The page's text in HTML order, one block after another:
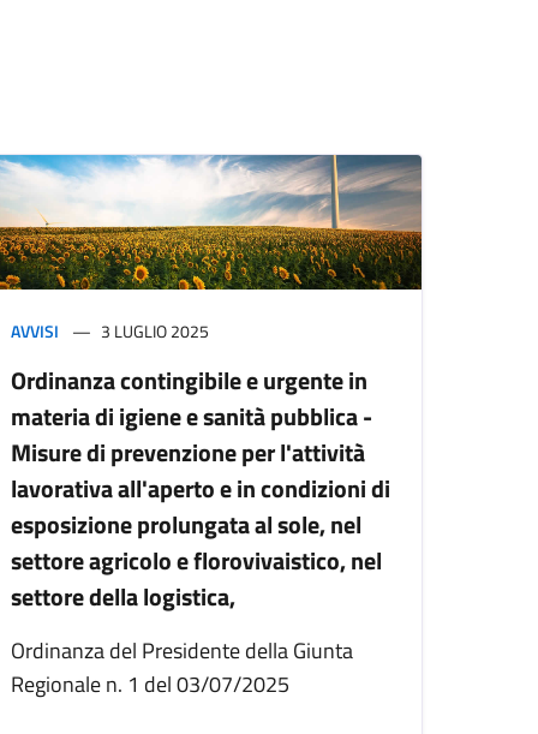
AVVISI 3 LUGLIO 2025
Ordinanza contingibile e urgente in
materia di igiene e sanità pubblica -
Misure di prevenzione per l'attività
lavorativa all'aperto e in condizioni di
esposizione prolungata al sole, nel
settore agricolo e florovivaistico, nel
settore della logistica,
Ordinanza del Presidente della Giunta
Regionale n. 1 del 03/07/2025